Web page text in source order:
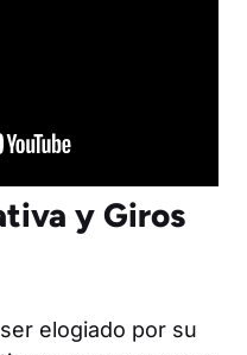
y Giros
elogiado por su